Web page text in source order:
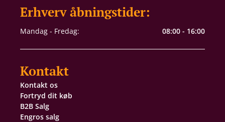
Erhverv åbningstider:
Mandag - Fredag: 08:00 - 16:00
Kontakt
Kontakt os
Fortryd dit køb
B2B Salg
Engros salg